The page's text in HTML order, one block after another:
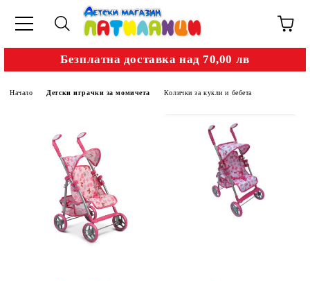
Безплатна доставка над 70,00 лв
Начало Детски играчки за момичета Колички за кукли и бебета